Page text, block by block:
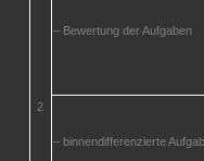
2
– Bewertung der Aufgaben
– binnendifferenzierte